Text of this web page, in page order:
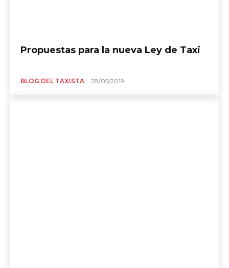
Propuestas para la nueva Ley de Taxi
BLOG DEL TAXISTA 28/05/2019